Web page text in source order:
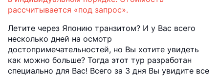
рассчитывается «под запрос».
Летите через Японию транзитом? И у Вас всего
несколько дней на осмотр
достопримечательностей, но Вы хотите увидеть
как можно больше? Тогда этот тур разработан
специально для Вас! Всего за 3 дня Вы увидите все